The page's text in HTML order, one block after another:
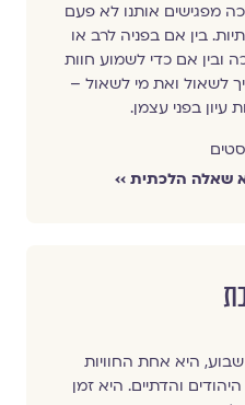
מפגישים אותנו לא פעם
בין אם בפניה לרב או
ובין אם כדי לשמוע חוות
לשאול ואת מי לשאול –
עיון בפני עצמן.
שאלה הלכתית ››
היא אחת החוויות
והדתיים. היא זמן